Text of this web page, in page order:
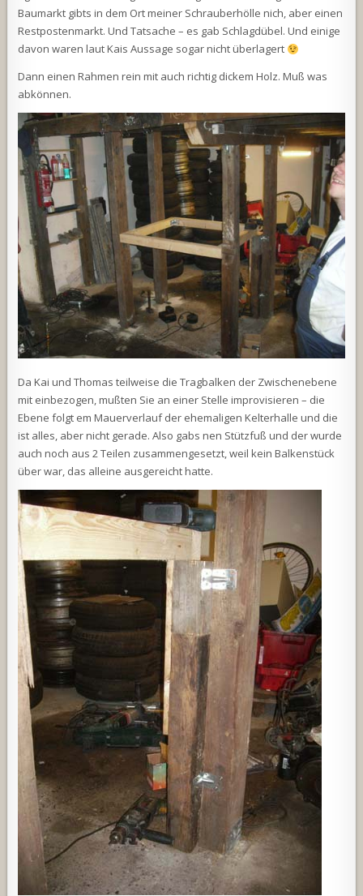
Baumarkt gibts in dem Ort meiner Schrauberhölle nich, aber einen
Restpostenmarkt. Und Tatsache – es gab Schlagdübel. Und einige
davon waren laut Kais Aussage sogar nicht überlagert
Dann einen Rahmen rein mit auch richtig dickem Holz. Muß was
abkönnen.
Da Kai und Thomas teilweise die Tragbalken der Zwischenebene
mit einbezogen, mußten Sie an einer Stelle improvisieren – die
Ebene folgt em Mauerverlauf der ehemaligen Kelterhalle und die
ist alles, aber nicht gerade. Also gabs nen Stützfuß und der wurde
auch noch aus 2 Teilen zusammengesetzt, weil kein Balkenstück
über war, das alleine ausgereicht hatte.